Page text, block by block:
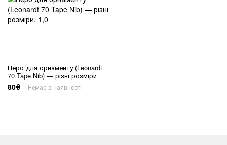
Перо для орнаменту (Leonardt
70 Tape Nib) — різні розміри
80₴ Немає в наявності